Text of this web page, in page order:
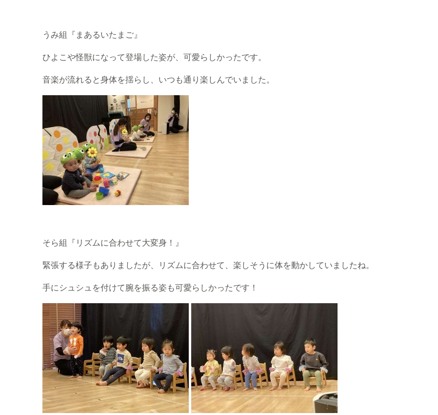
うみ組『まあるいたまご』
ひよこや怪獣になって登場した姿が、可愛らしかったです。
音楽が流れると身体を揺らし、いつも通り楽しんでいました。
そら組『リズムに合わせて大変身！』
緊張する様子もありましたが、リズムに合わせて、楽しそうに体を動かしていましたね。
手にシュシュを付けて腕を振る姿も可愛らしかったです！